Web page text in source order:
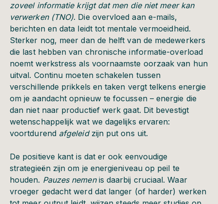
zoveel informatie krijgt dat men die niet meer kan
verwerken (TNO). Die overvloed aan e-mails,
berichten en data leidt tot mentale vermoeidheid.
Sterker nog, meer dan de helft van de medewerkers
die last hebben van chronische informatie-overload
noemt werkstress als voornaamste oorzaak van hun
uitval. Continu moeten schakelen tussen
verschillende prikkels en taken vergt telkens energie
om je aandacht opnieuw te focussen – energie die
dan niet naar productief werk gaat. Dit bevestigt
wetenschappelijk wat we dagelijks ervaren:
voortdurend afgeleidzijn put ons uit.
De positieve kant is dat er ook eenvoudige
strategieën zijn om je energieniveau op peil te
houden. Pauzes nemenis daarbij cruciaal. Waar
vroeger gedacht werd dat langer (of harder) werken